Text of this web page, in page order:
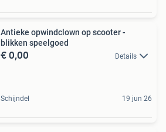
Antieke opwindclown op scooter -
blikken speelgoed
€ 0,00 Details
Schijndel 19 jun 26